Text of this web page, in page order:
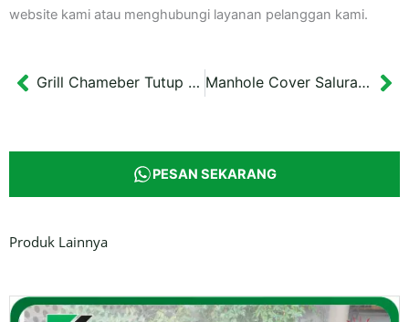
website kami atau menghubungi layanan pelanggan kami.
Prev Grill Chameber Tutup Got 70×72 cm UII Manhole Cover Saluran Medium Duty UII Yogyakarta Ukuran 55×55 cm
PESAN SEKARANG
Produk Lainnya